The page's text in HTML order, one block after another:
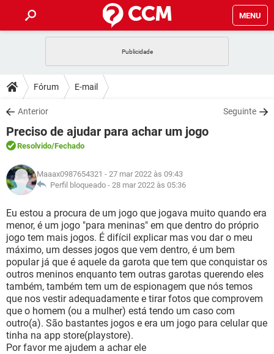
MENU
CELULAR
OUTLOOK
INSTAGRAM GMAIL
GUIA DE COMPRAS
DICAS
JOGOS
OUTLOOK
INSTAGRAM
GUIA DE COMPRAS
DOWNLOADS
JOGOS WHATSAPP
CELULAR
OUTLOOK EXCEL
INSTAGRAM
GUIA DE COMPRAS
FÓRUM
JOGOS
CELULAR FACEBOOK
INSTAGRAM GMAIL
GUIA DE COMPRAS
GLOSSÁRIO
JOGOS
CELULAR FACEBOOK
OUTLOOK EXCEL
INSTAGRAM
GUIA DE COMPRAS
Fórum E-mail
Anterior Seguinte
Preciso de ajudar para achar um jogo
Resolvido/Fechado
Maaax0987654321 - 27 mar 2022 às 09:43
Perfil bloqueado - 28 mar 2022 às 05:36
Eu estou a procura de um jogo que jogava muito quando era
menor, é um jogo "para meninas" em que dentro do próprio
jogo tem mais jogos. É difícil explicar mas vou dar o meu
máximo, um desses jogos que vem dentro, é um bem
popular já que é aquele da garota que tem que conquistar os
outros meninos enquanto tem outras garotas querendo eles
também, também tem um de espionagem que nós temos
que nos vestir adequadamente e tirar fotos que comprovem
que o homem (ou a mulher) está tendo um caso com
outro(a). São bastantes jogos e era um jogo para celular que
tinha na app store(playstore).
Por favor me ajudem a achar ele